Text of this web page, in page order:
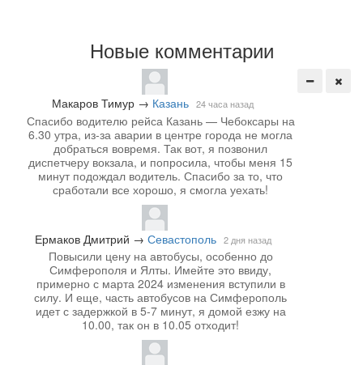
Новые комментарии
Макаров Тимур → Казань 24 часа назад
Спасибо водителю рейса Казань — Чебоксары на
6.30 утра, из-за аварии в центре города не могла
добраться вовремя. Так вот, я позвонил
диспетчеру вокзала, и попросила, чтобы меня 15
минут подождал водитель. Спасибо за то, что
сработали все хорошо, я смогла уехать!
Ермаков Дмитрий → Севастополь 2 дня назад
Повысили цену на автобусы, особенно до
Симферополя и Ялты. Имейте это ввиду,
примерно с марта 2024 изменения вступили в
силу. И еще, часть автобусов на Симферополь
идет с задержкой в 5-7 минут, я домой езжу на
10.00, так он в 10.05 отходит!